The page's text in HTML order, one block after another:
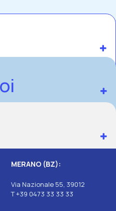
MERANO (BZ):
Via Nazionale 55, 39012
T +39 0473 33 33 33